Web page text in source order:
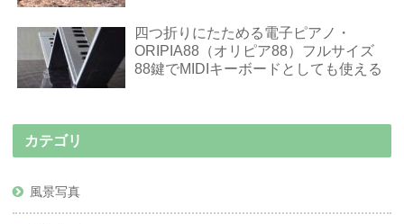
四つ折りにたためる電子ピアノ・
ORIPIA88（オリピア88）フルサイズ
88鍵でMIDIキーボードとしても使える
カテゴリ
風景写真